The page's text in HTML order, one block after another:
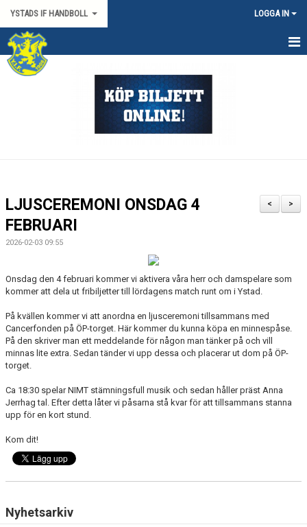
YSTADS IF HANDBOLL LOGGA IN
HEM
MATCHER
ÖVRIGT
YIF:S NOSTALGOTEK
MEDLEMSKAP
>
<
LJUSCEREMONI ONSDAG 4
FEBRUARI
2026-02-03 09:55
Onsdag den 4 februari kommer vi aktivera våra herr och damspelare som
kommer att dela ut fribiljetter till lördagens match runt om i Ystad.
På kvällen kommer vi att anordna en ljusceremoni tillsammans med
Cancerfonden på ÖP-torget. Här kommer du kunna köpa en minnespåse.
På den skriver man ett meddelande för någon man tänker på och vill
minnas lite extra. Sedan tänder vi upp dessa och placerar ut dom på ÖP-
torget.
Ca 18:30 spelar NIMT stämningsfull musik och sedan håller präst Anna
Jerrhag tal. Efter detta låter vi påsarna stå kvar för att tillsammans stanna
upp för en kort stund.
Kom dit!
Nyhetsarkiv